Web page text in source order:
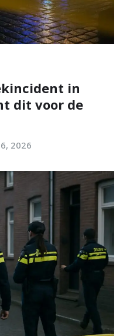
in
dit voor de
2026